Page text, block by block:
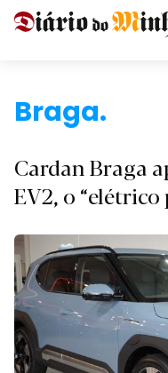
B.
Cardan Braga
EV2, o